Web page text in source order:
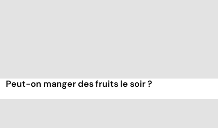
Peut-on manger des fruits le soir ?